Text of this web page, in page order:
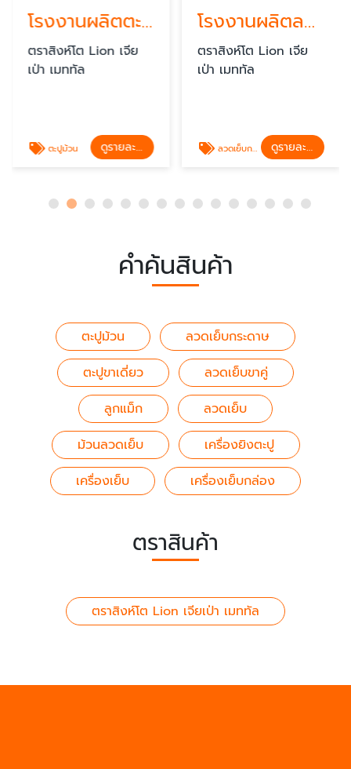
โรงงานผลิตตะปูม้วน
ตราสิงห์โต Lion เจีย
เป่า เมททัล
ตะปูม้วน ดูรายละเอียด
โรงงานผลิตลวดเย็บกระดาษม้วน
ตราสิงห์โต Lion เจีย
เป่า เมททัล
ลวดเย็บกระดาษ ดูรายละเอียด
คำค้นสินค้า
ตะปูม้วน
ลวดเย็บกระดาษ
ตะปูขาเดี่ยว
ลวดเย็บขาคู่
ลูกแม็ก
ลวดเย็บ
ม้วนลวดเย็บ
เครื่องยิงตะปู
เครื่องเย็บ
เครื่องเย็บกล่อง
ตราสินค้า
ตราสิงห์โต Lion เจียเป่า เมททัล